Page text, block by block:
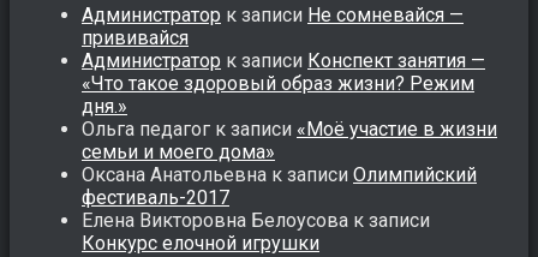
Администратор к записи Не сомневайся —
прививайся
Администратор к записи Конспект занятия —
«Что такое здоровый образ жизни? Режим
дня.»
Ольга педагог к записи «Моё участие в жизни
семьи и моего дома»
Оксана Анатольевна к записи Олимпийский
фестиваль-2017
Елена Викторовна Белоусова к записи
Конкурс елочной игрушки